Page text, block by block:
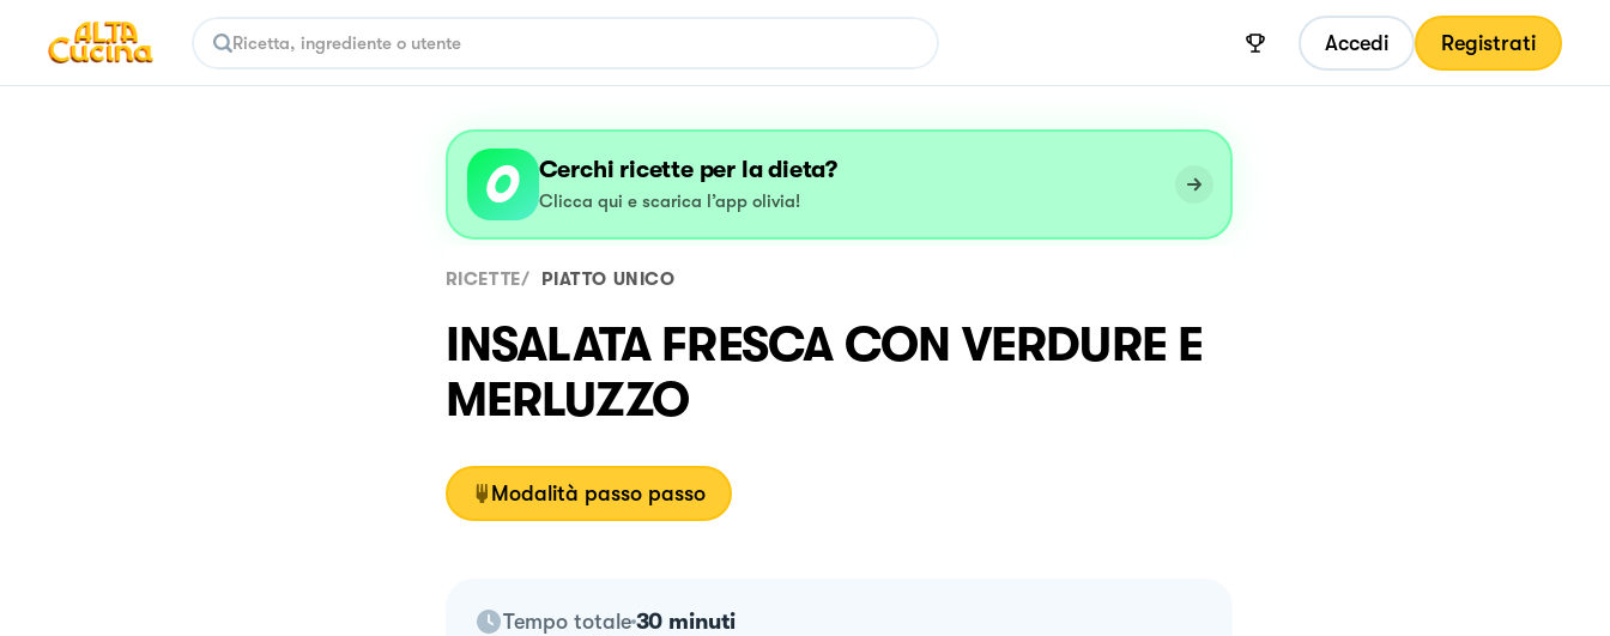
Accedi Registrati
Cerchi ricette per la dieta?
Clicca qui e scarica l’app olivia!
RICETTE/ PIATTO UNICO
INSALATA FRESCA CON VERDURE E
MERLUZZO
Modalità passo passo
Tempo totale 30 minuti